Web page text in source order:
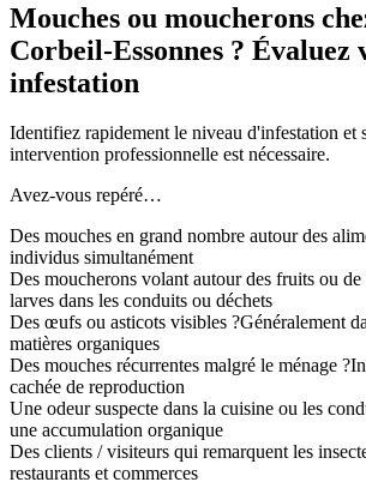
Mouches ou moucherons
Corbeil-Essonnes ? Évaluez
infestation
Identifiez rapidement le niveau d'infestation et
intervention professionnelle est nécessaire.
Avez-vous repéré…
Des mouches en grand nombre autour des
individus simultanément
Des moucherons volant autour des fruits ou
larves dans les conduits ou déchets
Des œufs ou asticots visibles ?Généralement
matières organiques
Des mouches récurrentes malgré le ménage ?
cachée de reproduction
Une odeur suspecte dans la cuisine ou les
une accumulation organique
Des clients / visiteurs qui remarquent les
restaurants et commerces